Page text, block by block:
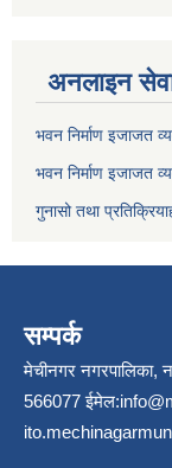
अनलाइन
भवन निर्माण इजाजत
भवन निर्माण इजाजत
गुनासो तथा
सम्पर्क
मेचीनगर नगरपालिका,
566077 ईमेल: